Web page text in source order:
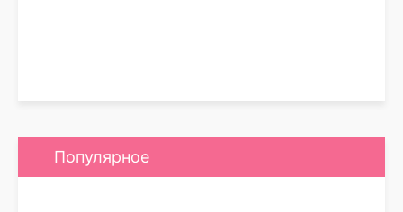
Популярное